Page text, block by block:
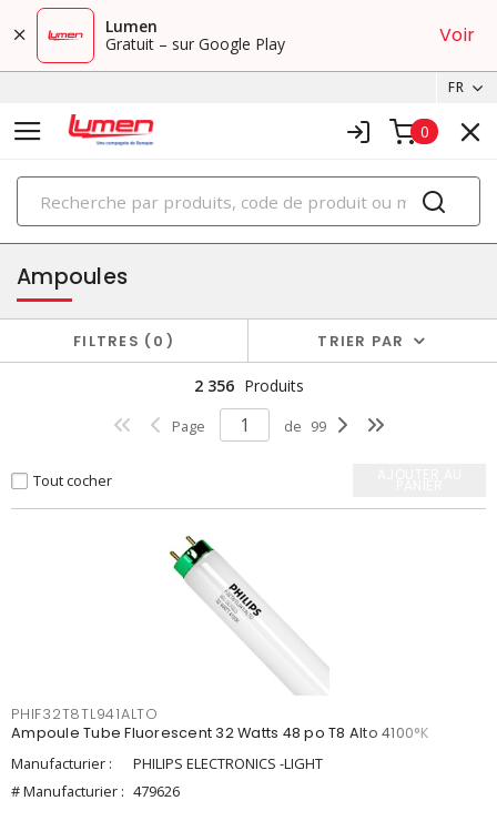
Lumen
Gratuit – sur Google Play
Voir
FR
0
PRODUITS
éclairage
Ampoules
FILTRES 0 TRIER PAR
2 356 Produits
Page de 99
Tout cocher
PHIF32T8TL941ALTO
Ampoule Tube Fluorescent 32 Watts 48 po T8 Alto 4100°K
Manufacturier :
PHILIPS ELECTRONICS -LIGHT
# Manufacturier : 479626